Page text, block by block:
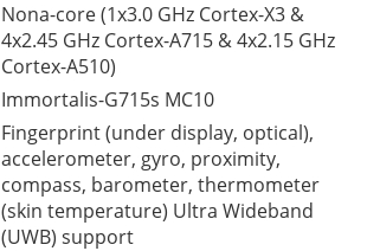
Nona-core (1x3.0 GHz Cortex-X3 &
4x2.45 GHz Cortex-A715 & 4x2.15 GHz
Cortex-A510)
Immortalis-G715s MC10
Fingerprint (under display, optical),
accelerometer, gyro, proximity,
compass, barometer, thermometer
(skin temperature) Ultra Wideband
(UWB) support